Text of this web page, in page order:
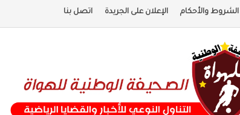
الشروط والأحكام الإعلان على الجريدة اتصل بنا